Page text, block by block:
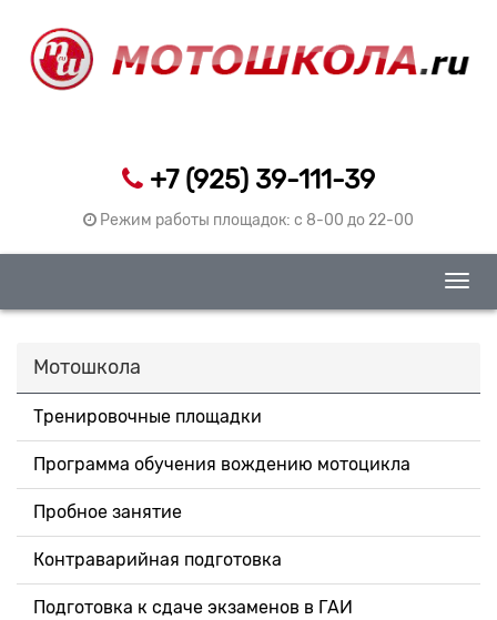
+7 (925) 39-111-39
Режим работы площадок: c 8-00 до 22-00
Мотошкола
Тренировочные площадки
Программа обучения вождению мотоцикла
Пробное занятие
Контраварийная подготовка
Подготовка к сдаче экзаменов в ГАИ